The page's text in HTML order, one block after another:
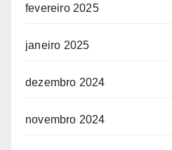
fevereiro 2025
janeiro 2025
dezembro 2024
novembro 2024